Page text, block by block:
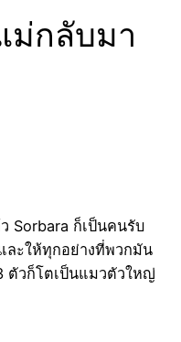
ม่กลับมา
Sorbara ก็เป็นคนรับ
ละให้ทุกอย่างที่พวกมัน
ตัวก็โตเป็นแมวตัวใหญ่